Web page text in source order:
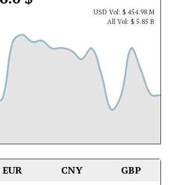
USDVol: $ 454.98 M
All Vol: $ 5.85 B
EUR CNY GBP